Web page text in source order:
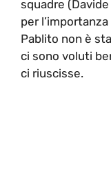
squadre
per
Pablito non è
ci sono voluti
ci riuscisse.